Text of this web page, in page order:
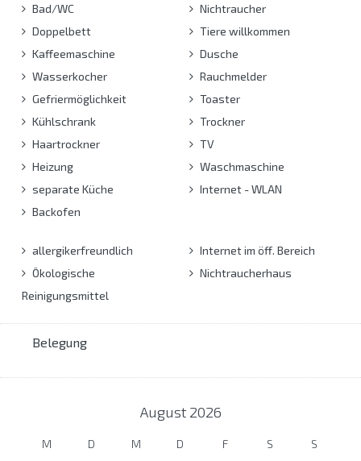
Bad/WC
Doppelbett
Kaffeemaschine
Wasserkocher
Gefriermöglichkeit
Kühlschrank
Haartrockner
Heizung
separate Küche
Backofen
Nichtraucher
Tiere willkommen
Dusche
Rauchmelder
Toaster
Trockner
TV
Waschmaschine
Internet - WLAN
allergikerfreundlich
Ökologische
Reinigungsmittel
Internet im öff. Bereich
Nichtraucherhaus
Belegung
August 2026
M D M D F S S